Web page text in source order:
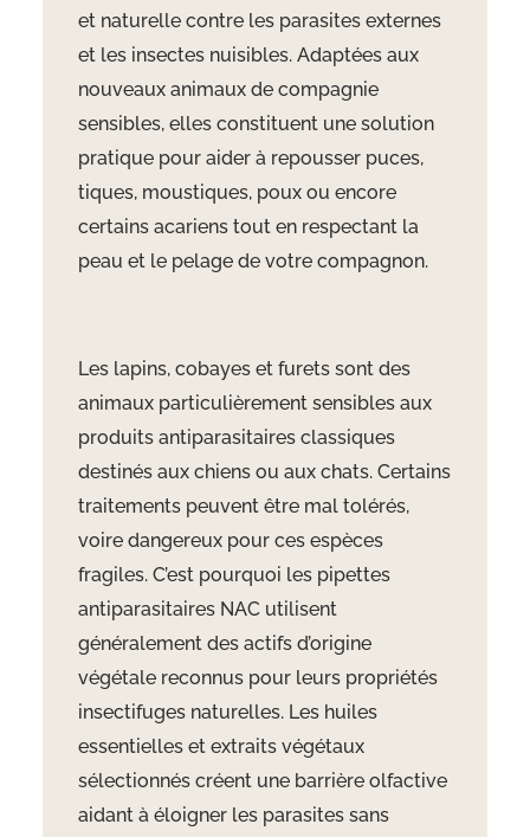
et naturelle contre les parasites externes
et les insectes nuisibles. Adaptées aux
nouveaux animaux de compagnie
sensibles, elles constituent une solution
pratique pour aider à repousser puces,
tiques, moustiques, poux ou encore
certains acariens tout en respectant la
peau et le pelage de votre compagnon.
Les lapins, cobayes et furets sont des
animaux particulièrement sensibles aux
produits antiparasitaires classiques
destinés aux chiens ou aux chats. Certains
traitements peuvent être mal tolérés,
voire dangereux pour ces espèces
fragiles. C’est pourquoi les pipettes
antiparasitaires NAC utilisent
généralement des actifs d’origine
végétale reconnus pour leurs propriétés
insectifuges naturelles. Les huiles
essentielles et extraits végétaux
sélectionnés créent une barrière olfactive
aidant à éloigner les parasites sans